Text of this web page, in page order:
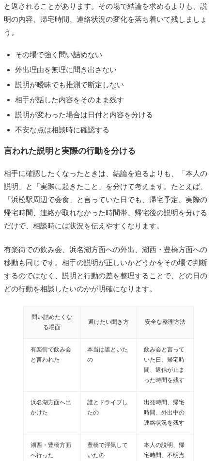
と返されることがあります。その場で結論を求めるよりも、説
明の内容、帰宅時間、連絡状況の変化を落ち着いて残しましょ
う。
その場で強く問い詰めない
外出理由を無理に聞き出さない
説明が曖昧でも推測で断定しない
相手が話した内容をそのまま残す
説明が変わった場合は日付と内容を分ける
不安な点は相談時に確認する
言われた説明と実際の行動を分ける
相手に確認したくなったときは、結論を迫るよりも、「本人の
説明」と「実際に起きたこと」を分けて考えます。たとえば、
「浜松駅周辺で会食」と言っていた日でも、帰宅予定、実際の
帰宅時間、連絡が取れなかった時間帯、帰宅後の説明を分ける
だけで、相談時には状況を伝えやすくなります。
有楽街での飲み会、浜名湖方面への外出、湖西・豊橋方面への
移動も同じです。相手の説明が正しいかどうかをその場で判断
するのではなく、説明と行動の差を整理することで、どの日の
どの行動を相談したいのかが明確になります。
問い詰めたくな
る場面
避けたい聞き方 安全な整理方法
有楽街で飲み会
と言われた
本当は誰といた
の
飲み会と言って
いた日、帰宅時
間、返信が止ま
った時間を残す
浜名湖方面へ出
かけた
誰とドライブし
たの
出発時間、帰宅
時間、外出中の
連絡状況を残す
湖西・豊橋方面
へ行った
豊橋で浮気して
いたの
本人の説明、帰
宅時間、不明点